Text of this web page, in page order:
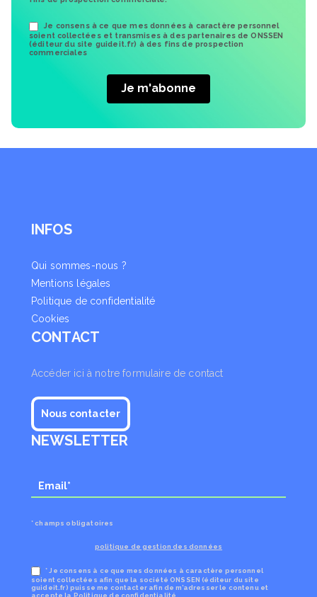
Je consens à ce que mes données à caractère personnel
soient collectées et transmises à des partenaires de ONSSEN
(éditeur du site guideit.fr) à des fins de prospection
commerciales
INFOS
Qui sommes-nous ?
Mentions légales
Politique de confidentialité
Cookies
CONTACT
Accéder ici à notre formulaire de contact
Nous contacter
NEWSLETTER
* champs obligatoires
politique de gestion des données
* Je consens à ce que mes données à caractère personnel
soient collectées afin que la société ONSSEN (éditeur du site
guideit.fr) puisse me contacter afin de m’adresser le contenu et
accepte la Politique de confidentialité.